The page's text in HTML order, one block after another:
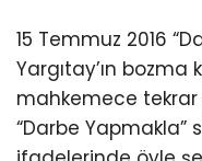
15 Temmuz 2016
Yargıtay’ın bozma
mahkemece tekrar
“Darbe